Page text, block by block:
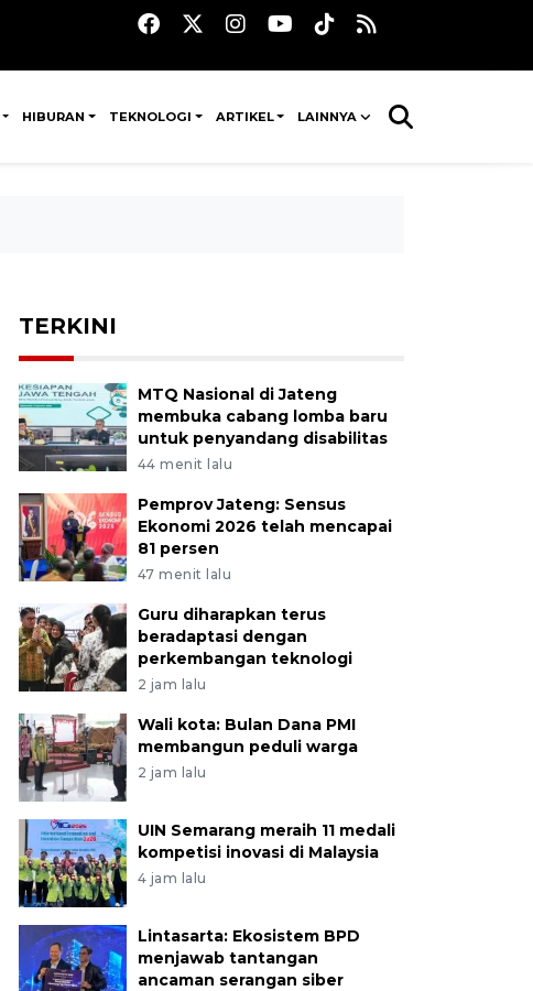
HIBURAN TEKNOLOGI ARTIKEL LAINNYA
TERKINI
MTQ Nasional di Jateng
membuka cabang lomba baru
untuk penyandang disabilitas
44 menit lalu
Pemprov Jateng: Sensus
Ekonomi 2026 telah mencapai
81 persen
47 menit lalu
Guru diharapkan terus
beradaptasi dengan
perkembangan teknologi
2 jam lalu
Wali kota: Bulan Dana PMI
membangun peduli warga
2 jam lalu
UIN Semarang meraih 11 medali
kompetisi inovasi di Malaysia
4 jam lalu
Lintasarta: Ekosistem BPD
menjawab tantangan
ancaman serangan siber